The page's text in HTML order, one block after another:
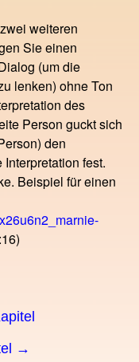
weiteren
Sie einen
(um die
lenken) ohne Ton
des
Person guckt sich
den
fest.
Beispiel für einen